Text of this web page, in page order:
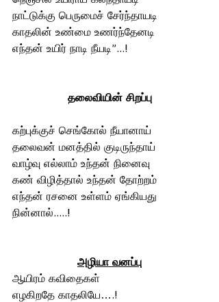
நாட்டுக்கு பெருமைச் சேர்ந்தாயடி
காதலின் உண்மை உணர்ந்தேனடி
எந்தன் உயிர் நாடி நீயடி”...!
தலைவியின் சிறப்பு
கற்புக்குச் செங்கோல் நீயானாய்
தலைவன் மனத்தில் குடிருந்தாய்
வாழ்வு எல்லாம் உந்தன் நினைவு
கண் விழித்தால் உந்தன் தோற்றம்
எந்தன் ரசனை உள்ளம் ஏங்கியது
நின்னால்.....!
அழியா வனப்பு
ஆயிரம் கவிதைகள்
எழகிறதே காதலியே….!